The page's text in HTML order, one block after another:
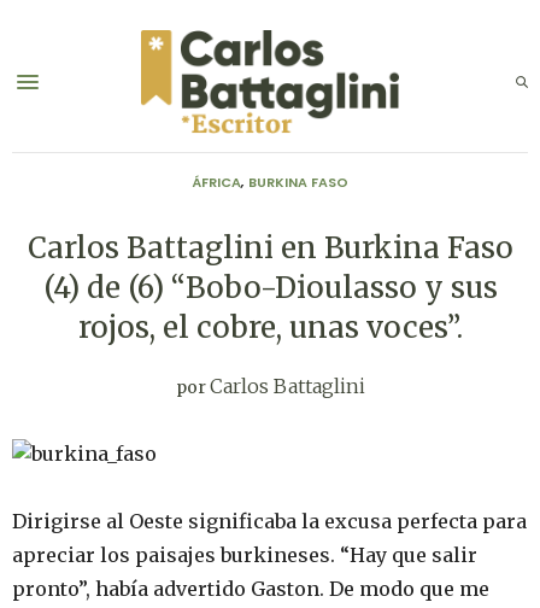
ÁFRICA, BURKINA FASO
Carlos Battaglini en Burkina Faso
(4) de (6) “Bobo-Dioulasso y sus
rojos, el cobre, unas voces”.
porCarlos Battaglini
Dirigirse al Oeste significaba la excusa perfecta para
apreciar los paisajes burkineses. “Hay que salir
pronto”, había advertido Gaston. De modo que me